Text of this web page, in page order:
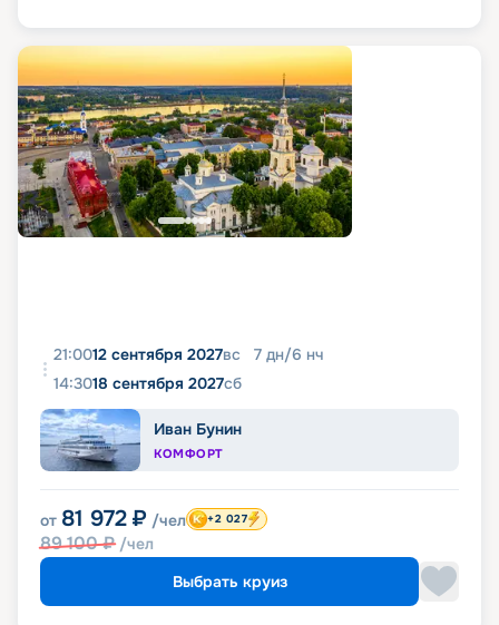
21:0012 сентября 2027вс 7 дн/6 нч
14:3018 сентября 2027сб
Иван Бунин
КОМФОРТ
от 81 972 ₽ /чел
89 100₽ /чел
+2 027
Выбрать круиз